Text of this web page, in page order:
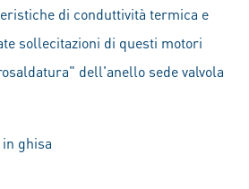
di conduttività termica e
sollecitazioni di questi motori
dell'anello sede valvola
ghisa